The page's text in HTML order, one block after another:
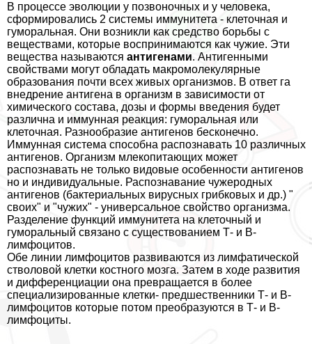
В процессе эволюции у позвоночных и у человека,
сформировались 2 системы иммунитета - клеточная и
гумopaльная. Они возникли как средство борьбы с
веществами, которые воспринимаются как чужие. Эти
вещества называются антигенами. Антигенными
свойствами могут обладать макромолекулярные
образования почти всех живых организмов. В ответ га
внедрение антигена в организм в зависимости от
химического состава, дозы и формы введения будет
различна и иммунная реакция: гумopaльная или
клеточная. Разнообразие антигенов бесконечно.
Иммунная система способна распознавать 10 различных
антигенов. Организм млекопитающих может
распознавать не только видовые особенности антигенов
но и индивидуальные. Распознавание чужеродных
антигенов (бактериальных вирусных грибковых и др.) "
своих" и "чужих" - универсальное свойство организма.
Разделение функций иммунитета на клеточный и
гумopaльный связано с существованием Т- и В-
лимфоцитов.
Обе линии лимфоцитов развиваются из лимфатической
стволовой клетки костного мозга. Затем в ходе развития
и дифференциации она превращается в более
специализированные клетки- предшественники Т- и В-
лимфоцитов которые потом преобразуются в Т- и В-
лимфоциты.